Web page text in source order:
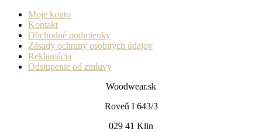
Moje konto
Kontakt
Obchodné podmienky
Zásady ochrany osobných údajov
Reklamácia
Odstupenie od zmluvy
Woodwear.sk
Roveň I 643/3
029 41 Klin